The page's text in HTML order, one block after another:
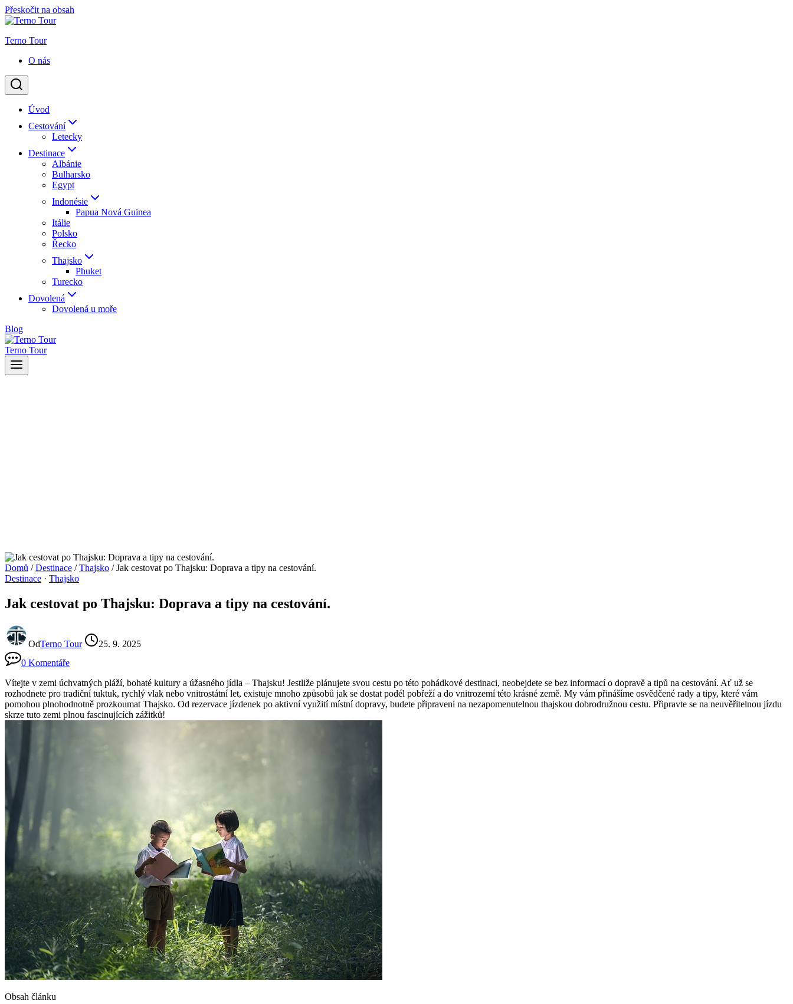
Přeskočit na obsah
Terno Tour
O nás
Úvod
Cestování
Letecky
Destinace
Albánie
Bulharsko
Egypt
Indonésie
Papua Nová Guinea
Itálie
Polsko
Řecko
Thajsko
Phuket
Turecko
Dovolená
Dovolená u moře
Blog
Terno Tour
Domů / Destinace / Thajsko / Jak cestovat po Thajsku: Doprava a tipy na cestování.
Destinace · Thajsko
Jak cestovat po Thajsku: Doprava a tipy na cestování.
OdTerno Tour
25. 9. 2025
0 Komentáře
Vítejte v zemi úchvatných pláží, bohaté kultury a úžasného jídla – Thajsku! Jestliže plánujete svou cestu po této pohádkové destinaci, neobejdete se bez informací o dopravě a tipů na cestování. Ať už se
rozhodnete pro tradiční tuktuk, rychlý vlak nebo vnitrostátní let, existuje mnoho způsobů jak se dostat podél pobřeží a do vnitrozemí této krásné země. My vám přinášíme osvědčené rady a tipy, které vám
pomohou plnohodnotně prozkoumat Thajsko. Od rezervace jízdenek po aktivní využití místní dopravy, budete připraveni na nezapomenutelnou thajskou dobrodružnou cestu. Připravte se na neuvěřitelnou jízdu
skrze tuto zemi plnou fascinujících zážitků!
Obsah článku